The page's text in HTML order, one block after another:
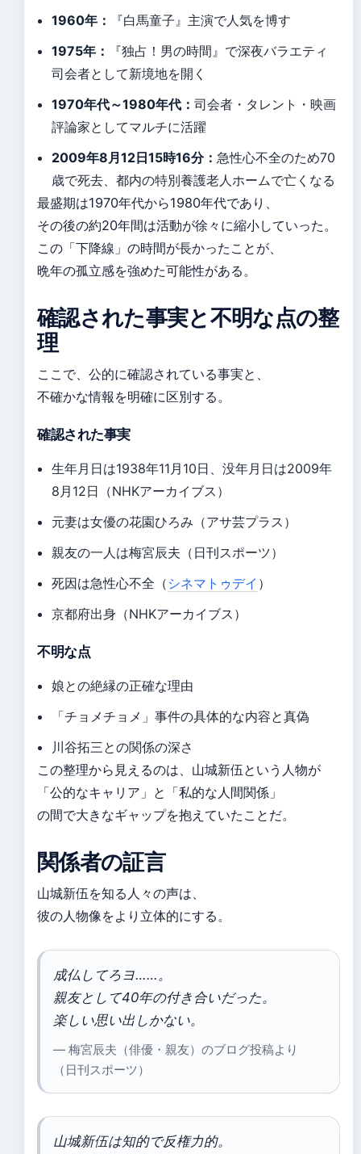
1960年：
『白馬童子』主演で人気を博す
1975年：
『独占！男の時間』で深夜バラエティ
司会者として新境地を開く
1970年代～1980年代：司会者・タレント・映画
評論家としてマルチに活躍
2009年8月12日15時16分： 急性心不全のため70
歳で死去、都内の特別養護老人ホームで亡くなる
最盛期は1970年代から1980年代であり、
その後の約20年間は活動が徐々に縮小していった。
この「下降線」の時間が長かったことが、
晩年の孤立感を強めた可能性がある。
確認された事実と不明な点の整
理
ここで、公的に確認されている事実と、
不確かな情報を明確に区別する。
確認された事実
生年月日は1938年11月10日、没年月日は2009年
8月12日（NHKアーカイブス）
元妻は女優の花園ひろみ（アサ芸プラス）
親友の一人は梅宮辰夫（日刊スポーツ）
死因は急性心不全（ シネマトゥデイ ）
京都府出身（NHKアーカイブス）
不明な点
娘との絶縁の正確な理由
「チョメチョメ」事件の具体的な内容と真偽
川谷拓三との関係の深さ
この整理から見えるのは、山城新伍という人物が
「公的なキャリア」と「私的な人間関係」
の間で大きなギャップを抱えていたことだ。
関係者の証言
山城新伍を知る人々の声は、
彼の人物像をより立体的にする。
成仏してろヨ……。
親友として40年の付き合いだった。
楽しい思い出しかない。
— 梅宮辰夫（俳優・親友）のブログ投稿より
（日刊スポーツ）
山城新伍は知的で反権力的。